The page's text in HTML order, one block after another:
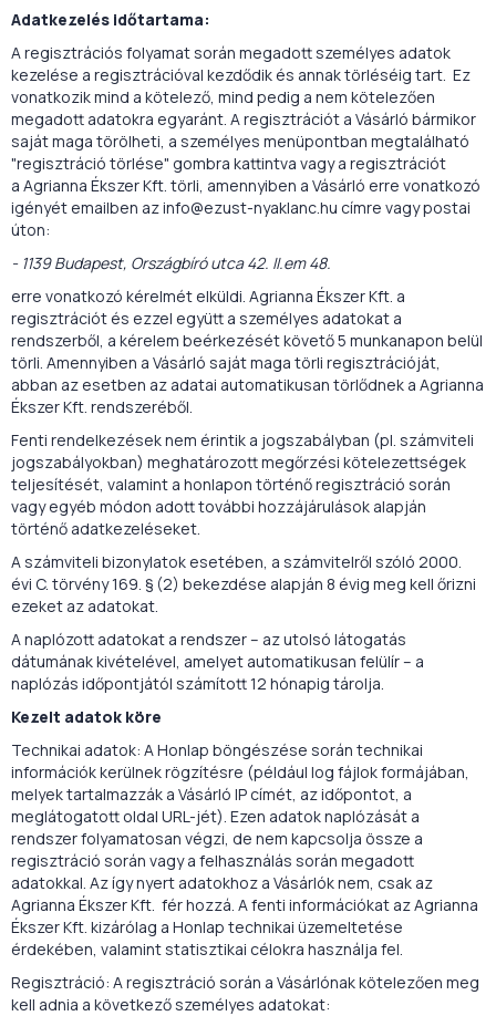
Adatkezelés időtartama:
A regisztrációs folyamat során megadott személyes adatok
kezelése a regisztrációval kezdődik és annak törléséig tart. Ez
vonatkozik mind a kötelező, mind pedig a nem kötelezően
megadott adatokra egyaránt. A regisztrációt a Vásárló bármikor
saját maga törölheti, a személyes menüpontban megtalálható
"regisztráció törlése" gombra kattintva vagy a regisztrációt
a Agrianna Ékszer Kft. törli, amennyiben a Vásárló erre vonatkozó
igényét emailben az info@ezust-nyaklanc.hu címre vagy postai
úton:
- 1139 Budapest, Országbíró utca 42. II.em 48.
erre vonatkozó kérelmét elküldi. Agrianna Ékszer Kft. a
regisztrációt és ezzel együtt a személyes adatokat a
rendszerből, a kérelem beérkezését követő 5 munkanapon belül
törli. Amennyiben a Vásárló saját maga törli regisztrációját,
abban az esetben az adatai automatikusan törlődnek a Agrianna
Ékszer Kft. rendszeréből.
Fenti rendelkezések nem érintik a jogszabályban (pl. számviteli
jogszabályokban) meghatározott megőrzési kötelezettségek
teljesítését, valamint a honlapon történő regisztráció során
vagy egyéb módon adott további hozzájárulások alapján
történő adatkezeléseket.
A számviteli bizonylatok esetében, a számvitelről szóló 2000.
évi C. törvény 169. § (2) bekezdése alapján 8 évig meg kell őrizni
ezeket az adatokat.
A naplózott adatokat a rendszer – az utolsó látogatás
dátumának kivételével, amelyet automatikusan felülír – a
naplózás időpontjától számított 12 hónapig tárolja.
Kezelt adatok köre
Technikai adatok: A Honlap böngészése során technikai
információk kerülnek rögzítésre (például log fájlok formájában,
melyek tartalmazzák a Vásárló IP címét, az időpontot, a
meglátogatott oldal URL-jét). Ezen adatok naplózását a
rendszer folyamatosan végzi, de nem kapcsolja össze a
regisztráció során vagy a felhasználás során megadott
adatokkal. Az így nyert adatokhoz a Vásárlók nem, csak az
Agrianna Ékszer Kft. fér hozzá. A fenti információkat az Agrianna
Ékszer Kft. kizárólag a Honlap technikai üzemeltetése
érdekében, valamint statisztikai célokra használja fel.
Regisztráció: A regisztráció során a Vásárlónak kötelezően meg
kell adnia a következő személyes adatokat: